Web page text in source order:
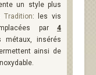
un style plus
Tradition: les vis
par 4
métaux, insérés
ainsi de